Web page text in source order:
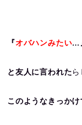
『オバハンみたい…
と友人に言われた
このようなきっかけ